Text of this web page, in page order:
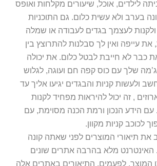
לילדים, אוכל, שיעורים מקלחות ואופס
בערב ולא עשית כלום. גם התוכניות
ולקנות לעצמך בגדים לעבודה או שמלה
עייפה ואין לך סבלנות להתרוצץ בין
כבר לא חייבת לבטל כלום. את יכולה
שלך עם כוס קפה חם ועוגה, לגלוש
ולעשות קניות והבגדים יגיעו אליך עד
, זה יכול להיראות מפחיד לקנות
עם הידע הנכון ורמת הכנה מסוימת, עם
לכוכב קניות מקוון.
את תיאורי המוצרים לפני שאתה קונה
האינטרנט מלא בהרבה אתרים שונים
המוצר. לפעמים, התיאורים באתרים אלה